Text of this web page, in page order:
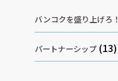
バンコクを盛り上げろ！
パートナーシップ (13)